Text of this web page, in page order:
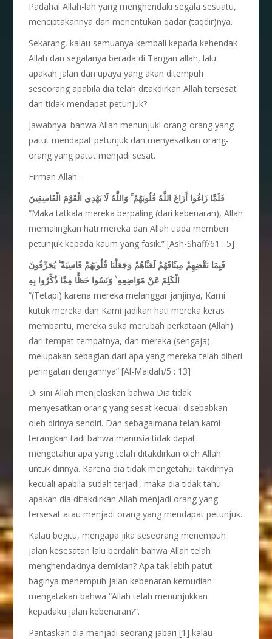
Padahal Allah-lah yang menghendaki segala sesuatu,
menciptakannya dan menentukan qadar (taqdir)nya.
Sekarang, kalau semuanya kembali kepada kehendak
Allah dan segalanya berada di Tangan allah, lalu
apakah jalan dan upaya yang akan ditempuh
seseorang apabila dia telah ditakdirkan Allah tersesat
dan tidak mendapat petunjuk?
Jawabnya: bahwa Allah menunjuki orang-orang yang
patut mendapat petunjuk dan menyesatkan orang-
orang yang patut menjadi sesat.
Firman Allah:
فَلَمَّا زَاغُوا أَزَاغَ اللَّهُ قُلُوبَهُمْۚوَاللَّهُ لَا يَهْدِي الْقَوْمَ الْفَاسِقِينَ
“Maka tatkala mereka berpaling (dari kebenaran), Allah
memalingkan hati mereka dan Allah tiada memberi
petunjuk kepada kaum yang fasik.” [Ash-Shaff/61 : 5]
فَبِمَا نَقْضِهِمْ مِيثَاقَهُمْ لَعَنَّاهُمْ وَجَعَلْنَا قُلُوبَهُمْ قَاسِيَةًۖ يُحَرِّفُونَ
الْكَلِمَ عَنْ مَوَاضِعِهِۙوَنَسُوا حَظًّا مِمَّا ذُكِّرُوا بِهِ
“(Tetapi) karena mereka melanggar janjinya, Kami
kutuk mereka dan Kami jadikan hati mereka keras
membantu, mereka suka merubah perkataan (Allah)
dari tempat-tempatnya, dan mereka (sengaja)
melupakan sebagian dari apa yang mereka telah diberi
peringatan dengannya” [Al-Maidah/5 : 13]
Di sini Allah menjelaskan bahwa Dia tidak
menyesatkan orang yang sesat kecuali disebabkan
oleh dirinya sendiri. Dan sebagaimana telah kami
terangkan tadi bahwa manusia tidak dapat
mengetahui apa yang telah ditakdirkan oleh Allah
untuk dirinya. Karena dia tidak mengetahui takdirnya
kecuali apabila sudah terjadi, maka dia tidak tahu
apakah dia ditakdirkan Allah menjadi orang yang
tersesat atau menjadi orang yang mendapat petunjuk.
Kalau begitu, mengapa jika seseorang menempuh
jalan kesesatan lalu berdalih bahwa Allah telah
menghendakinya demikian? Apa tak lebih patut
baginya menempuh jalan kebenaran kemudian
mengatakan bahwa “Allah telah menunjukkan
kepadaku jalan kebenaran?”.
Pantaskah dia menjadi seorang jabari [1] kalau